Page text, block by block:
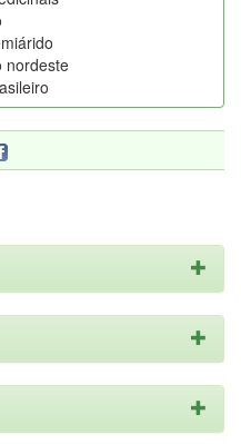
nordeste